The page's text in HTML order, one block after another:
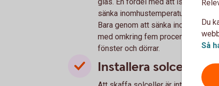
sänka inomhustemperaturen utan
Bara genom att sänka
med omkring fem procent. Du kan
fönster och dörrar.
Installera solceller
Du
Så